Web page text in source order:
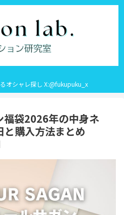
オシャレ探し X:@fukupuku_x
福袋2026年の中身ネ
購入方法まとめ